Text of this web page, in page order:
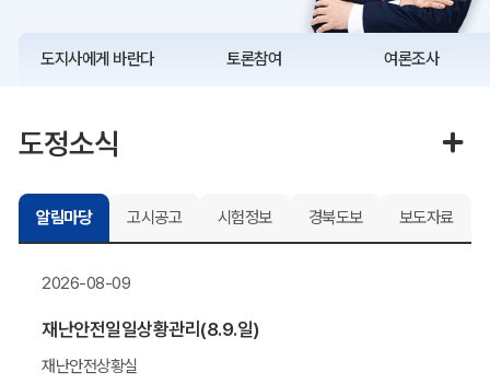
도지사에게 바란다 토론참여 여론조사
도정소식
알림마당 고시공고 시험정보 경북도보 보도자료
2026-08-09
재난안전일일상황관리(8.9.일)
재난안전상황실